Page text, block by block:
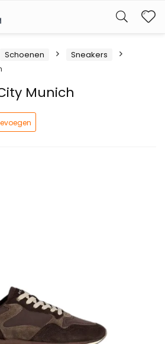
Schoenen
Sneakers
Munich